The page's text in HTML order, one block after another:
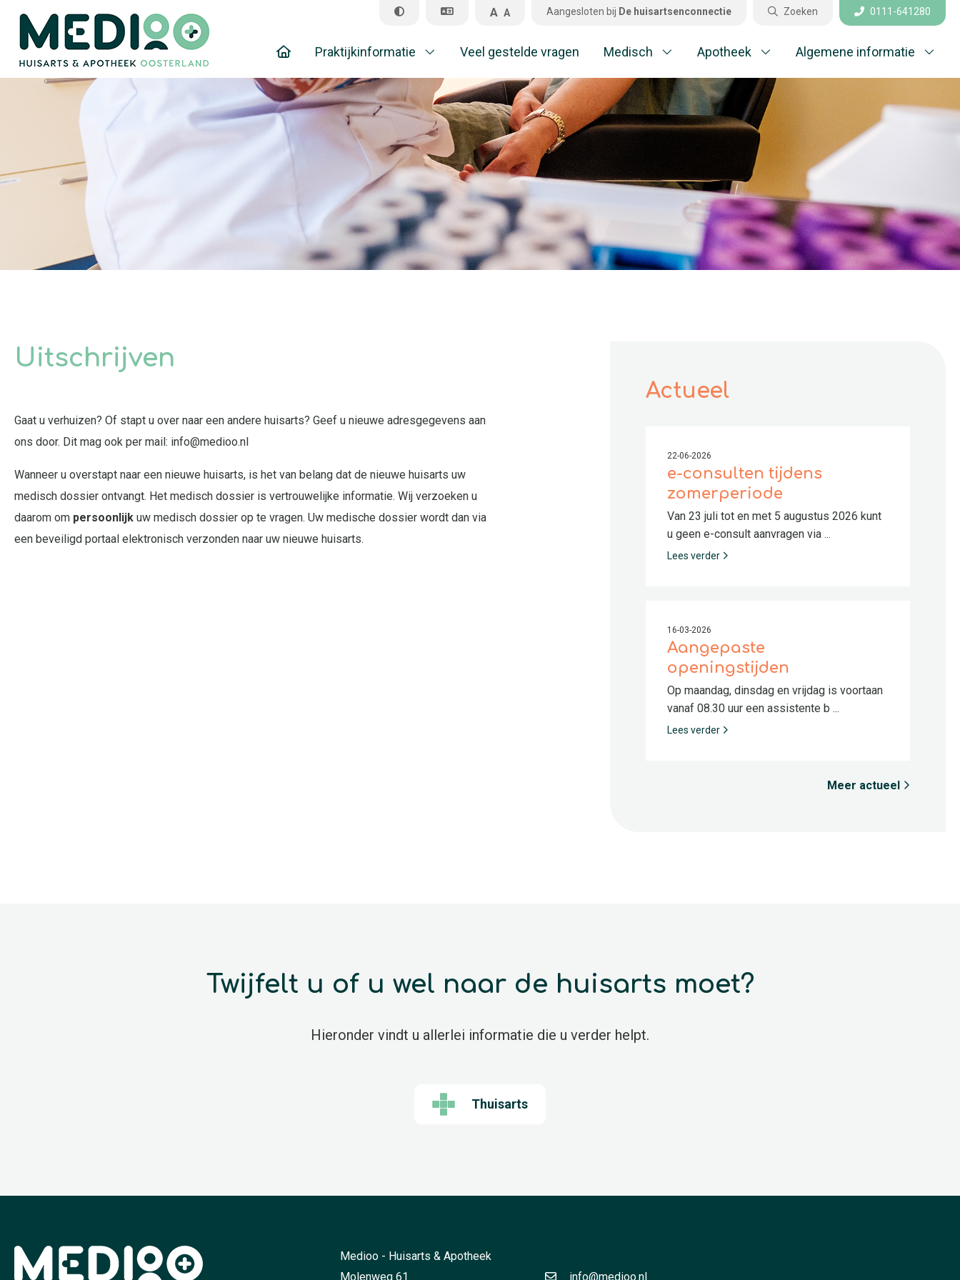
Sluiten
Veel gestelde vragen
Apotheek
A A Aangesloten bij De huisartsenconnectie Zoeken 0111-641280
Praktijkinformatie Veel gestelde vragen Medisch Apotheek Algemene informatie
Uitschrijven
Gaat u verhuizen? Of stapt u over naar een andere huisarts? Geef u nieuwe adresgegevens aan
ons door. Dit mag ook per mail: info@medioo.nl
Wanneer u overstapt naar een nieuwe huisarts, is het van belang dat de nieuwe huisarts uw
medisch dossier ontvangt. Het medisch dossier is vertrouwelijke informatie. Wij verzoeken u
daarom om persoonlijk uw medisch dossier op te vragen. Uw medische dossier wordt dan via
een beveiligd portaal elektronisch verzonden naar uw nieuwe huisarts.
Actueel
22-06-2026
e-consulten tijdens
zomerperiode
Van 23 juli tot en met 5 augustus 2026 kunt
u geen e-consult aanvragen via ...
Lees verder
16-03-2026
Aangepaste
openingstijden
Op maandag, dinsdag en vrijdag is voortaan
vanaf 08.30 uur een assistente b ...
Lees verder
Meer actueel
Twijfelt u of u wel naar de huisarts moet?
Hieronder vindt u allerlei informatie die u verder helpt.
Thuisarts
Medioo - Huisarts & Apotheek
Molenweg 61
info@medioo.nl